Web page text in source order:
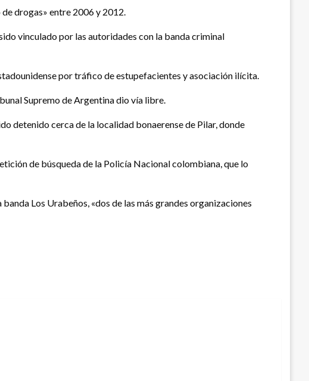
drogas» entre 2006 y 2012.
vinculado por las autoridades con la banda criminal
por tráfico de estupefacientes y asociación ilícita.
Supremo de Argentina dio vía libre.
detenido cerca de la localidad bonaerense de Pilar, donde
de búsqueda de la Policía Nacional colombiana, que lo
Los Urabeños, «dos de las más grandes organizaciones